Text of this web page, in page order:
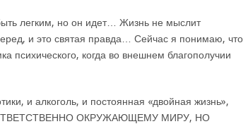
легким, но он идет… Жизнь не мыслит
и это святая правда… Сейчас я понимаю, что
психического, когда во внешнем благополучии
и алкоголь, и постоянная «двойная жизнь»,
ОКРУЖАЮЩЕМУ МИРУ, НО